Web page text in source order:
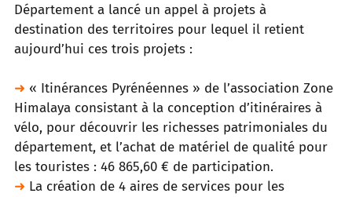
Département a lancé un appel à projets à
destination des territoires pour lequel il retient
aujourd’hui ces trois projets :
➜ « Itinérances Pyrénéennes » de l’association Zone
Himalaya consistant à la conception d’itinéraires à
vélo, pour découvrir les richesses patrimoniales du
département, et l’achat de matériel de qualité pour
les touristes : 46 865,60 € de participation.
➜ La création de 4 aires de services pour les